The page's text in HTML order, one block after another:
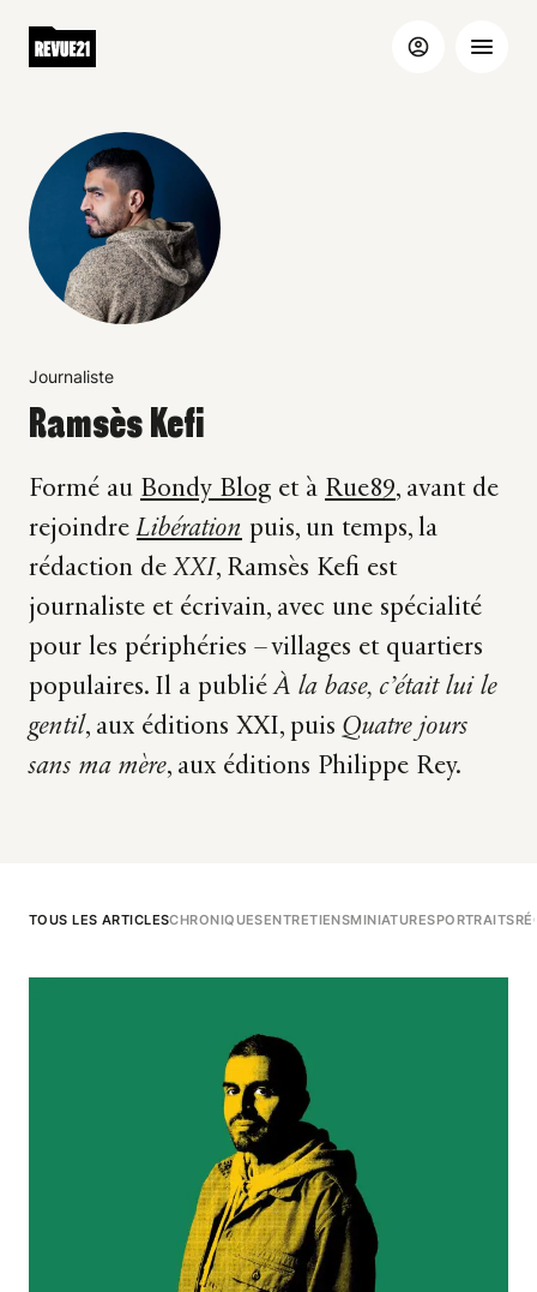
Journaliste
Ramsès Kefi
Formé au Bondy Blog et à Rue89, avant de
rejoindreLibération puis, un temps, la
rédaction deXXI, Ramsès Kefi est
journaliste et écrivain, avec une spécialité
pour les périphéries – villages et quartiers
populaires. Il a publiéÀ la base, c’était lui le
gentil, aux éditions XXI, puis Quatre jours
sans ma mère, aux éditions Philippe Rey.
TOUS LES ARTICLESCHRONIQUESENTRETIENSMINIATURESPORTRAITS